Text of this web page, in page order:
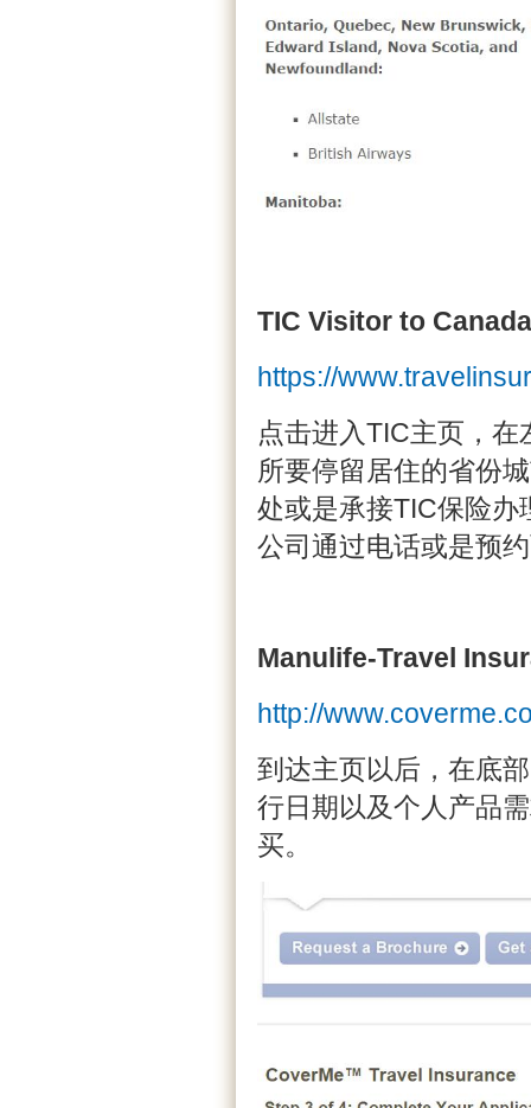
TIC Visitor to
https://
点击进入TIC主页，在
所要停留居住的省份
处或是承接TIC保险办
公司通过电话或是预
Manulife-Travel
http://
到达主页以后，在底
行日期以及个人产品
买。